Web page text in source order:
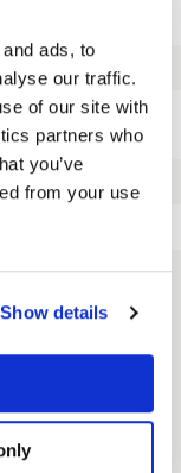
ads, to
our traffic.
of our site with
partners who
you’ve
from your use
Show details